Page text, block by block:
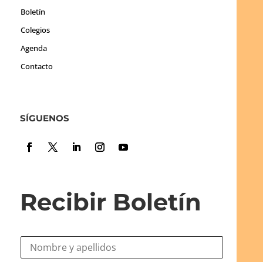
Boletín
Colegios
Agenda
Contacto
SÍGUENOS
Recibir Boletín
N